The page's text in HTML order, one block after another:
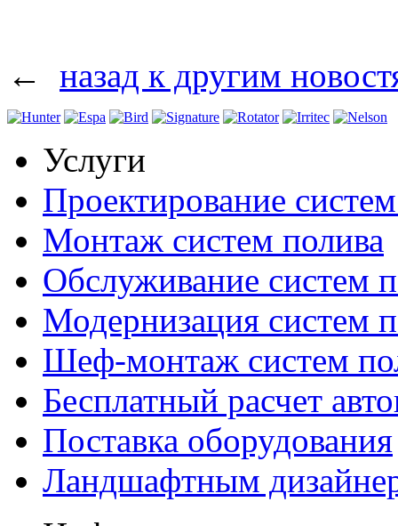
← назад к другим
Услуги
Проектирование
Монтаж систем полива
Обслуживание систем
Модернизация систем
Шеф-монтаж систем
Бесплатный расчет
Поставка оборудования
Ландшафтным